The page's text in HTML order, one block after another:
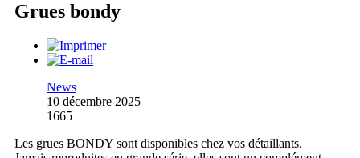
Grues bondy
News
10 décembre 2025
1665
Les grues BONDY sont disponibles chez vos détaillants.